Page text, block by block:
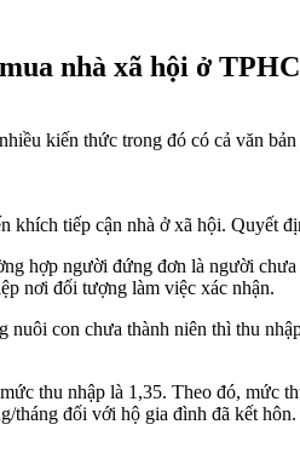
nhà xã hội ở
kiến thức trong đó có cả văn
tiếp cận nhà ở xã hội. Quyết
hợp người đứng đơn là người
nơi đối tượng làm việc xác nhận.
con chưa thành niên thì thu
thu nhập là 1,35. Theo đó, mức
đối với hộ gia đình đã kết